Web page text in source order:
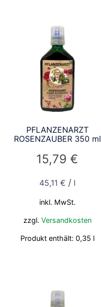
PFLANZENARZT
ROSENZAUBER 350 ml
15,79€
45,11 € / l
inkl. MwSt.
zzgl. Versandkosten
Produkt enthält: 0,35 l